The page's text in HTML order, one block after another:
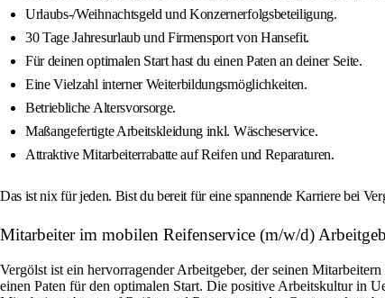
Urlaubs-/Weihnachtsgeld und Konzernerfolgsbeteiligung.
30 Tage Jahresurlaub und Firmensport von Hansefit.
Für deinen optimalen Start hast du einen Paten an deiner Seite.
Eine Vielzahl interner Weiterbildungsmöglichkeiten.
Betriebliche Altersvorsorge.
Maßangefertigte Arbeitskleidung inkl. Wäscheservice.
Attraktive Mitarbeiterrabatte auf Reifen und Reparaturen.
Das ist nix für jeden. Bist du bereit für eine spannende Karriere bei
Mitarbeiter im mobilen Reifenservice (m/w/d)
Vergölst ist ein hervorragender Arbeitgeber, der seinen
einen Paten für den optimalen Start. Die positive Arbeitskultur in